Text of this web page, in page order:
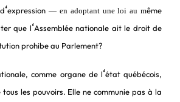
‘expression― en adoptant une loi au même
que l‘Assemblée nationale ait le droit de
prohibe au Parlement?
comme organe de l‘état québécois,
les pouvoirs. Elle ne communie pas à la